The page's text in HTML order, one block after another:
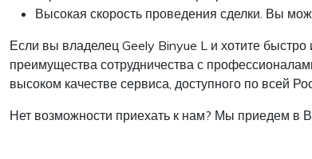
Высокая скорость проведения сделки. Вы
Если вы владелец Geely Binyue L и хотите
преимущества сотрудничества с
высоком качестве сервиса, доступного по всей
Нет возможности приехать к нам? Мы приедем в